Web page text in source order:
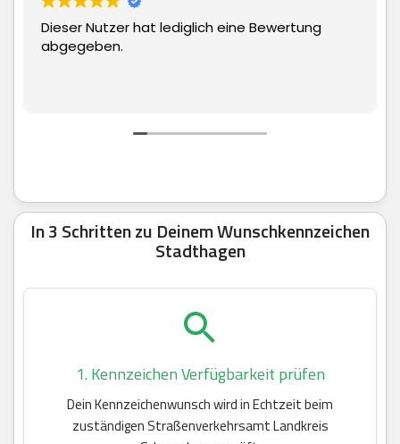
hat lediglich eine Bewertung
In 3 Schritten zu Deinem Wunschkennzeichen
Stadthagen
1. Kennzeichen Verfügbarkeit prüfen
Dein Kennzeichenwunsch wird in Echtzeit beim
zuständigen Straßenverkehrsamt Landkreis